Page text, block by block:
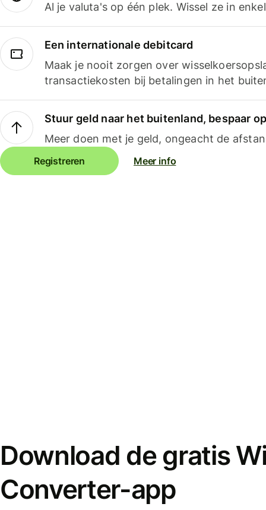
Al je valuta's op één plek. Wissel ze in
Een internationale debitcard
Maak je nooit zorgen over
transactiekosten bij betalingen in het
Stuur geld naar het buitenland, bespaar
Meer doen met je geld, ongeacht de
Registreren Meer info
Download de gratis
Converter-app